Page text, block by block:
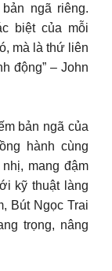
ngã riêng.
biệt của mỗi
mà là thứ liên
động” – John
bản ngã của
hành cùng
mang đậm
kỹ thuật làng
Bút Ngọc Trai
trọng, nâng